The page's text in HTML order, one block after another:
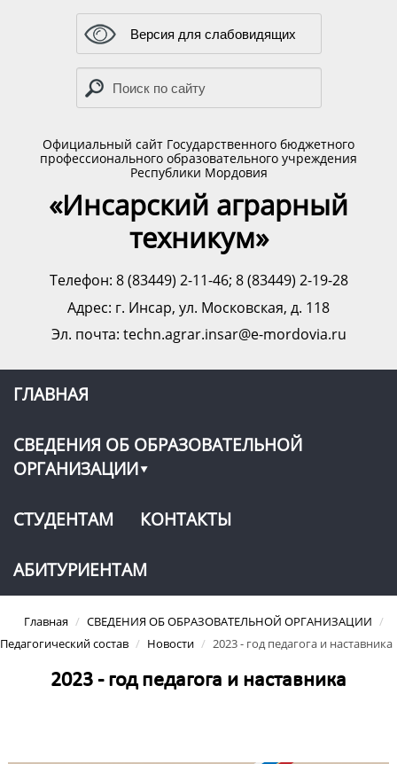
Версия для слабовидящих
Официальный сайт Государственного бюджетного
профессионального образовательного учреждения
Республики Мордовия
«Инсарский аграрный
техникум»
Телефон: 8 (83449) 2-11-46; 8 (83449) 2-19-28
Адрес: г. Инсар, ул. Московская, д. 118
Эл. почта: techn.agrar.insar@e-mordovia.ru
ГЛАВНАЯ
СВЕДЕНИЯ ОБ ОБРАЗОВАТЕЛЬНОЙ
ОРГАНИЗАЦИИ
СТУДЕНТАМ КОНТАКТЫ
АБИТУРИЕНТАМ
Главная / СВЕДЕНИЯ ОБ ОБРАЗОВАТЕЛЬНОЙ ОРГАНИЗАЦИИ /
Педагогический состав / Новости / 2023 - год педагога и наставника
2023 - год педагога и наставника